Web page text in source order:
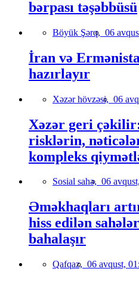
bərpası təşəbbüsü
Böyük Şərq, 06
İran və
hazırlayır
Xəzər hövzəsi, 06
Xəzər geri
risklərin,
kompleks
Sosial sahə, 06
Əməkhaqları
hiss edilən
bahalaşır
Qafqaz, 06 avqust,